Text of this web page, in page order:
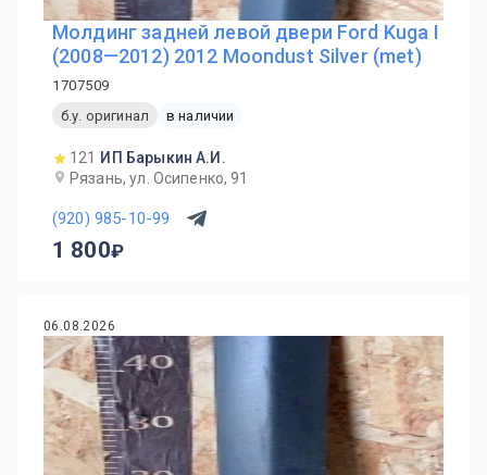
Молдинг задней левой двери Ford Kuga I
(2008—2012) 2012 Moondust Silver (met)
1707509
б.у. оригинал
в наличии
121
ИП Барыкин А.И.
Рязань, ул. Осипенко, 91
(920) 985-10-99
1 800
06.08.2026